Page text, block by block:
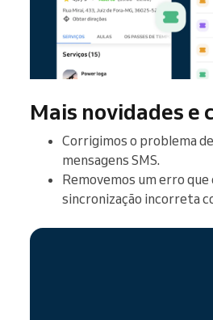
Mais novidades e
Corrigimos o problema
mensagens SMS.
Removemos um erro que
sincronização incorreta